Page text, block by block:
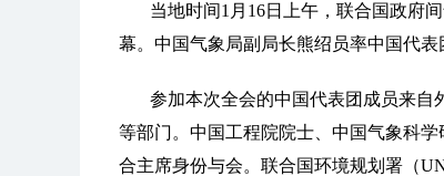
当地时间1月16日上午，联合国政府
幕。中国气象局副局长熊绍员率中国代表
参加本次全会的中国代表团成员来自
等部门。中国工程院院士、中国气象科
合主席身份与会。联合国环境规划署（